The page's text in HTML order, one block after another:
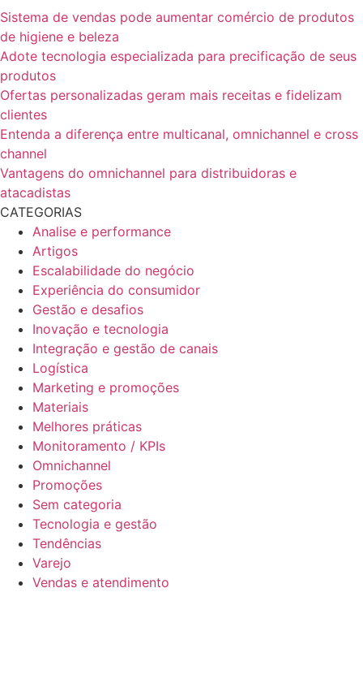
Sistema de vendas pode aumentar comércio de produtos
de higiene e beleza
Adote tecnologia especializada para precificação de seus
produtos
Ofertas personalizadas geram mais receitas e fidelizam
clientes
Entenda a diferença entre multicanal, omnichannel e cross
channel
Vantagens do omnichannel para distribuidoras e
atacadistas
CATEGORIAS
Analise e performance
Artigos
Escalabilidade do negócio
Experiência do consumidor
Gestão e desafios
Inovação e tecnologia
Integração e gestão de canais
Logística
Marketing e promoções
Materiais
Melhores práticas
Monitoramento / KPIs
Omnichannel
Promoções
Sem categoria
Tecnologia e gestão
Tendências
Varejo
Vendas e atendimento